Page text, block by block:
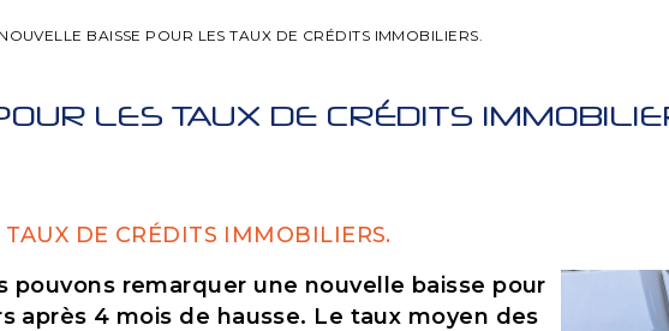
NOUVELLE BAISSE POUR LES TAUX DE CRÉDITS IMMOBILIERS.
LES TAUX DE CRÉDITS
DE CRÉDITS IMMOBILIERS.
pouvons remarquer une nouvelle baisse pour
après 4 mois de hausse. Le taux moyen des